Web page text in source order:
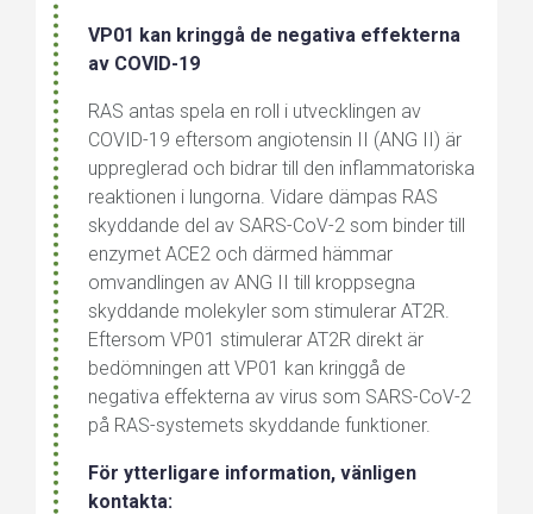
VP01 kan kringgå de negativa effekterna
av COVID-19
RAS antas spela en roll i utvecklingen av
COVID-19 eftersom angiotensin II (ANG II) är
uppreglerad och bidrar till den inflammatoriska
reaktionen i lungorna. Vidare dämpas RAS
skyddande del av SARS-CoV-2 som binder till
enzymet ACE2 och därmed hämmar
omvandlingen av ANG II till kroppsegna
skyddande molekyler som stimulerar AT2R.
Eftersom VP01 stimulerar AT2R direkt är
bedömningen att VP01 kan kringgå de
negativa effekterna av virus som SARS-CoV-2
på RAS-systemets skyddande funktioner.
För ytterligare information, vänligen
kontakta: